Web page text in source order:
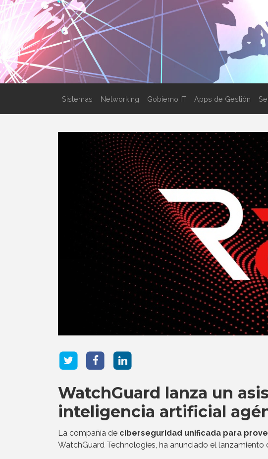
Sistemas Networking Gobierno IT Apps de Gestión
WatchGuard lanza un
inteligencia artificial
La compañía de ciberseguridad unificada para
WatchGuard Technologies, ha anunciado el lanzamiento